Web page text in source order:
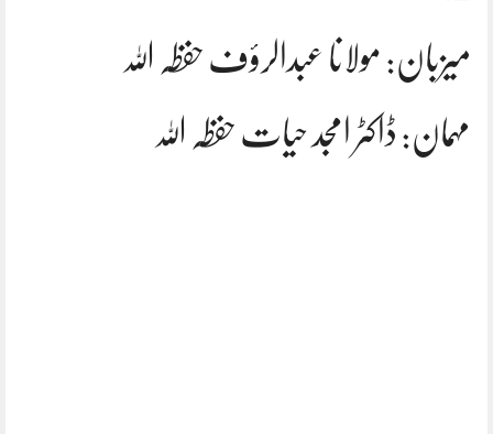
میزبان: مولانا عبدالرؤف حفظہ اللہ
مہمان: ڈاکٹر امجد حیات حفظہ اللہ